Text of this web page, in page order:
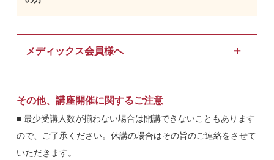
メディックス会員様へ
時に会員であることを必ずお伝えください。申し出ない場合は
受講費用が一般価格となりますのでご留意ください。ホームペ
ージから申し込む場合は「その他・ご質問」の枠に「会員名・
治療院名」の入力をお願い致します。
その他、講座開催に関するご注意
■ 最少受講人数が揃わない場合は開講できないこともあります
ので、ご了承ください。休講の場合はその旨のご連絡をさせて
いただきます。